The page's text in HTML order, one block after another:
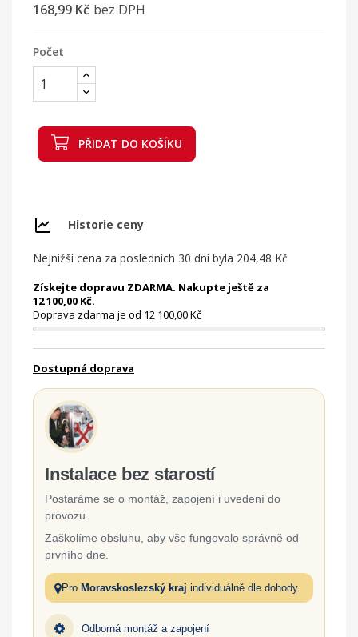
168,99 Kč bez DPH
Počet
PŘIDAT DO KOŠÍKU
Historie ceny
Nejnižší cena za posledních 30 dní byla 204,48 Kč
Získejte dopravu ZDARMA. Nakupte ještě za
12 100,00 Kč.
Doprava zdarma je od 12 100,00 Kč
Dostupná doprava
Instalace bez starostí
Postaráme se o montáž, zapojení i uvedení do
provozu.
Zaškolíme obsluhu, aby vše fungovalo správně od
prvního dne.
Pro Moravskoslezský kraj individuálně dle dohody.
Odborná montáž a zapojení